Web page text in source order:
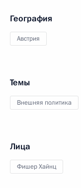
География
Австрия
Темы
Внешняя политика
Лица
Фишер Хайнц